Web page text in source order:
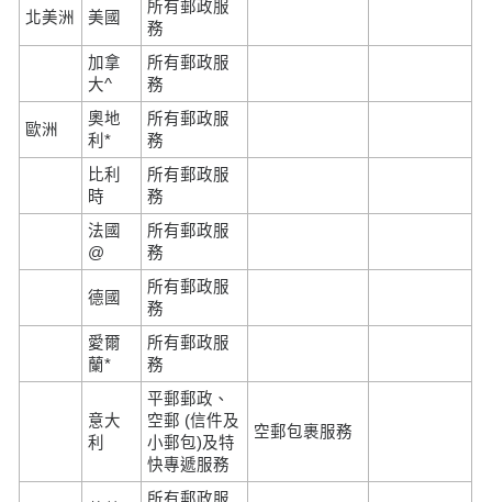
北美洲 美國
所有郵政服
務
加拿
大^
所有郵政服
務
歐洲
奧地
利*
所有郵政服
務
比利
時
所有郵政服
務
法國
@
所有郵政服
務
德國
所有郵政服
務
愛爾
蘭*
所有郵政服
務
意大
利
平郵郵政、
空郵 (信件及
小郵包)及特
快專遞服務
空郵包裹服務
所有郵政服